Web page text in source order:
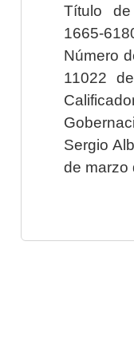
Título de
1665-
Número
11022
Sergio
de marzo